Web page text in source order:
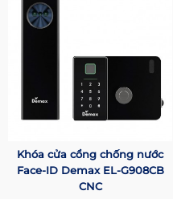
Khóa cửa cổng chống nước
Face-ID Demax EL-G908CB
CNC